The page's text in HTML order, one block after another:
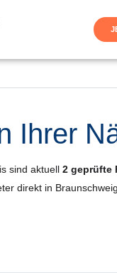
Ihrer
sind aktuell 2 geprüfte
direkt in